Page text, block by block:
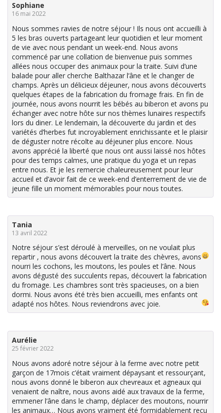
Sophiane
16 mai 2022
Nous sommes ravies de notre séjour ! Ils nous ont accueilli à
5 les bras ouverts partageant leur quotidien et leur moment
de vie avec nous pendant un week-end. Nous avons
commencé par une collation de bienvenue puis sommes
allées nous occuper des animaux pour la traite. Suivi d’une
balade pour aller cherche Balthazar l’âne et le changer de
champs. Après un délicieux déjeuner, nous avons découverts
quelques étapes de la fabrication du fromage frais. En fin de
journée, nous avons nourrit les bébés au biberon et avons pu
échanger avec notre hôte sur nos thèmes lunaires respectifs
lors du diner. Le lendemain, la découverte du jardin et des
variétés d’herbes fut incroyablement enrichissante et le plaisir
de déguster notre récolte au déjeuner plus encore. Nous
avons apprécié la liberté que nous ont aussi laissé nos hôtes
pour des temps calmes, une pratique du yoga et un repas
entre nous. Et je les remercie chaleureusement pour leur
accueil et d’avoir fait de ce week-end d’enterrement de vie de
jeune fille un moment mémorables pour nous toutes.
Tania
13 avril 2022
Notre séjour s’est déroulé à merveilles, on ne voulait plus
repartir , nous avons découvert la traite des chèvres, avons
nourri les cochons, les moutons, les poules et l’âne. Nous
avons dégusté des succulents repas, découvert la fabrication
du fromage. Les chambres sont très spacieuses, on a bien
dormi. Nous avons été très bien accueilli, mes enfants ont
adapté nos hôtes. Nous reviendrons avec joie.
Aurélie
25 février 2022
Nous avons adoré notre séjour à la ferme avec notre petit
garçon de 17mois c’était vraiment dépaysant et ressourçant,
nous avons donné le biberon aux chevreaux et agneaux qui
venaient de naître, nous avons aidé aux travaux de la ferme,
emmener l’âne dans le champ, déplacer des moutons, nourrir
les animaux… Nous avons vraiment été formidablement reçu